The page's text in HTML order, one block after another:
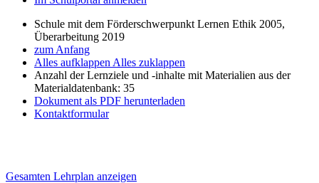
Schule mit dem Förderschwerpunkt Lernen Ethik 2005,
Überarbeitung 2019
zum Anfang
Alles aufklappen Alles zuklappen
Anzahl der Lernziele und -inhalte mit Materialien aus der
Materialdatenbank: 35
Dokument als PDF herunterladen
Kontaktformular
Gesamten Lehrplan anzeigen